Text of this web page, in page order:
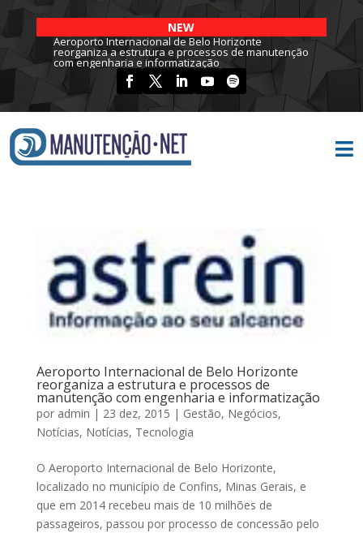
NEW
Aeroporto Internacional de Belo Horizonte
reorganiza a estrutura e processos de manutenção
com engenharia e informatização

Aeroporto Internacional de Belo Horizonte
reorganiza a estrutura e processos de
manutenção com engenharia e informatização
por admin | 23 dez, 2015 | Gestão, Negócios,
Notícias, Notícias, Tecnologia
O Aeroporto Internacional de Belo Horizonte,
localizado no município de Confins, Minas Gerais, e
que em 2014 recebeu mais de 10 milhões de
passageiros, passou por processo de concessão pelo